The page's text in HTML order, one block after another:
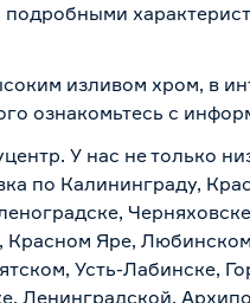
изливом хром, в
ознакомьтесь с
У нас не только
по Калининграду,
Яре,
Усть-Лабинске,
Ленинградской,